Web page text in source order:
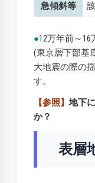
急傾斜等
●12万年前～
(東京層下部基
大地震の際の
す。
【参照】地下
か？
表層